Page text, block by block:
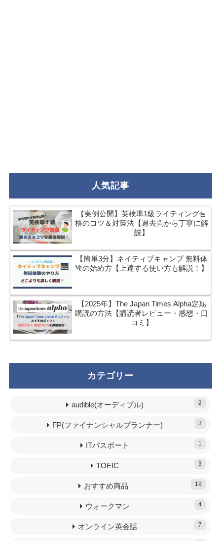
人気記事
【実例公開】英検準1級ライティング合
格のコツ＆対策法【過去問から丁寧に解
説】
【簡単3分】ネイティブキャンプ 無料体
験の始め方【上達する使い方も解説！】
【2025年】The Japan Times Alpha定期
購読の方法【購読者レビュー・感想・口
コミ】
カテゴリー
audible(オーディブル) 2
FP(ファイナンシャルプランナー) 3
ITパスポート 1
TOEIC 3
おすすめ商品 19
ウォークマン 4
オンライン英会話 7